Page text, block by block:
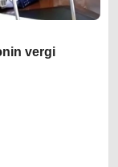
vergi